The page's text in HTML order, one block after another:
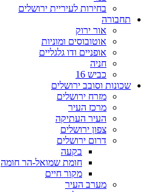
בחירות לעיריית ירושלים
תחבורה
אור ירוק
אוטובוסים ומוניות
אופניים ודו גלגליים
חניה
כביש 16
שכונות וסובב ירושלים
מזרח ירושלים
מרכז העיר
העיר העתיקה
צפון ירושלים
דרום ירושלים
בקעה
חומת שמואל-הר חומה
מקור חיים
מערב העיר